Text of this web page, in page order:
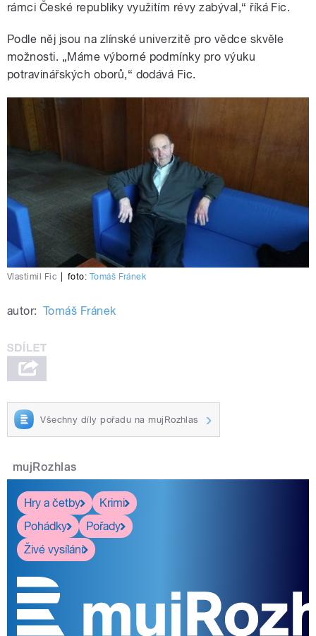
rámci České republiky využitím révy zabýval,“ říká Fic.
Podle něj jsou na zlínské univerzitě pro vědce skvěle
možnosti. „Máme výborné podmínky pro výuku
potravinářských oborů,“ dodává Fic.
Vlastimil Fic foto: Tomáš Fránek
autor: Tomáš Fránek
Všechny díly pořadu na mujRozhlas
mujRozhlas
Hry a četby
Krimi
Pohádky
Pořady
Živé vysílání